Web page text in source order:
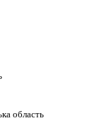
область